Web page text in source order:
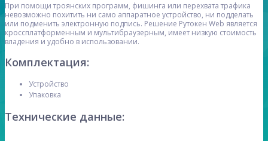
При помощи троянских программ, фишинга или перехвата трафика
невозможно похитить ни само аппаратное устройство, ни подделать
или подменить электронную подпись. Решение Рутокен Web является
кроссплатформенным и мультибраузерным, имеет низкую стоимость
владения и удобно в использовании.
Комплектация:
Устройство
Упаковка
Технические данные: